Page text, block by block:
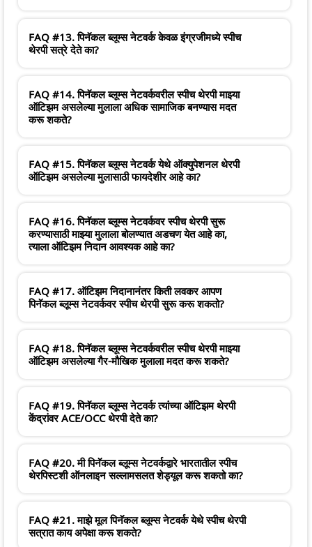
FAQ #13. पिनॅकल ब्लूम्स नेटवर्क केवळ इंग्रजीमध्ये स्पीच
थेरपी सत्रे देते का?
FAQ #14. पिनॅकल ब्लूम्स नेटवर्कवरील स्पीच थेरपी माझ्या
ऑटिझम असलेल्या मुलाला अधिक सामाजिक बनण्यास मदत
करू शकते?
FAQ #15. पिनॅकल ब्लूम्स नेटवर्क येथे ऑक्युपेशनल थेरपी
ऑटिझम असलेल्या मुलासाठी फायदेशीर आहे का?
FAQ #16. पिनॅकल ब्लूम्स नेटवर्कवर स्पीच थेरपी सुरू
करण्यासाठी माझ्या मुलाला बोलण्यात अडचण येत आहे का,
त्याला ऑटिझम निदान आवश्यक आहे का?
FAQ #17. ऑटिझम निदानानंतर किती लवकर आपण
पिनॅकल ब्लूम्स नेटवर्कवर स्पीच थेरपी सुरू करू शकतो?
FAQ #18. पिनॅकल ब्लूम्स नेटवर्कवरील स्पीच थेरपी माझ्या
ऑटिझम असलेल्या गैर-मौखिक मुलाला मदत करू शकते?
FAQ #19. पिनॅकल ब्लूम्स नेटवर्क त्यांच्या ऑटिझम थेरपी
केंद्रांवर ACE/OCC थेरपी देते का?
FAQ #20. मी पिनॅकल ब्लूम्स नेटवर्कद्वारे भारतातील स्पीच
थेरपिस्टशी ऑनलाइन सल्लामसलत शेड्यूल करू शकतो का?
FAQ #21. माझे मूल पिनॅकल ब्लूम्स नेटवर्क येथे स्पीच थेरपी
सत्रात काय अपेक्षा करू शकते?